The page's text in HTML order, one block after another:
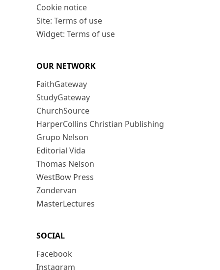
Cookie notice
Site: Terms of use
Widget: Terms of use
OUR NETWORK
FaithGateway
StudyGateway
ChurchSource
HarperCollins Christian Publishing
Grupo Nelson
Editorial Vida
Thomas Nelson
WestBow Press
Zondervan
MasterLectures
SOCIAL
Facebook
Instagram